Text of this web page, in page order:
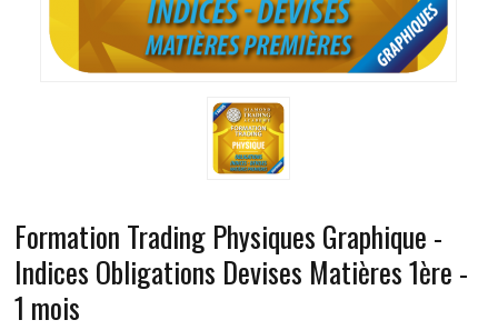
INFOS PRATIQUES
Formation Trading Physiques Graphique -
Indices Obligations Devises Matières 1ère -
1 mois